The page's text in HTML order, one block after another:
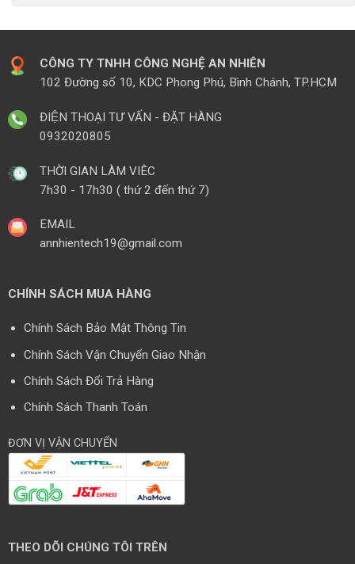
CÔNG TY TNHH CÔNG NGHỆ AN NHIÊN
102 Đường số 10, KDC Phong Phú, Bình Chánh, TP.HCM
ĐIỆN THOẠI TƯ VẤN - ĐẶT HÀNG
0932020805
THỜI GIAN LÀM VIÊC
7h30 - 17h30 ( thứ 2 đến thứ 7)
EMAIL
annhientech19@gmail.com
CHÍNH SÁCH MUA HÀNG
Chính Sách Bảo Mật Thông Tin
Chính Sách Vận Chuyển Giao Nhận
Chính Sách Đổi Trả Hàng
Chính Sách Thanh Toán
ĐƠN VỊ VẬN CHUYỂN
THEO DÕI CHÚNG TÔI TRÊN